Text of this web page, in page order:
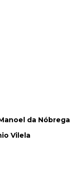
da Nóbrega
Vilela